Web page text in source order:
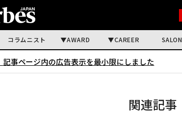
コラムニスト AWARD CAREER SALON
記事ページ内の広告表示を最小限にしました
関連記事